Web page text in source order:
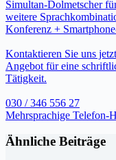
Simultan-Dolmetscher
weitere
Konferenz +
Kontaktieren Sie uns
Angebot für eine
Tätigkeit.
030 / 346 556 27
Mehrsprachige Telefon-
Ähnliche Beiträge